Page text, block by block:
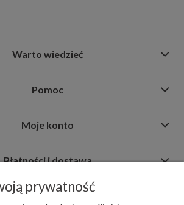
Warto wiedzieć
Pomoc
Moje konto
Płatności i dostawa
Informacje
prywatność